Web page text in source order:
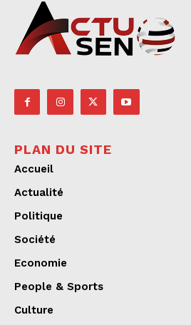
PLAN DU SITE
Accueil
Actualité
Politique
Société
Economie
People & Sports
Culture